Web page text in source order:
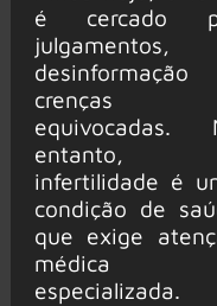
é cercado
julgamentos,
crenças
equivocadas.
entanto,
infertilidade é
condição de
que exige
médica
especializada.